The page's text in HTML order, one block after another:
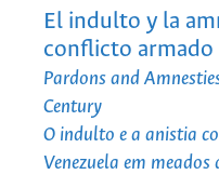
El indulto y la
conflicto armado
Pardons and
Century
O indulto e a anistia
Venezuela em meados